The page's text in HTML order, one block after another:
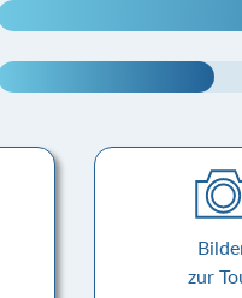
zur